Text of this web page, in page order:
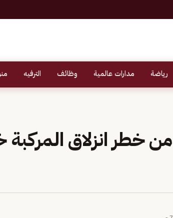
رياضة مدارات عالمية وظائف الترفيه
خطر انزلاق